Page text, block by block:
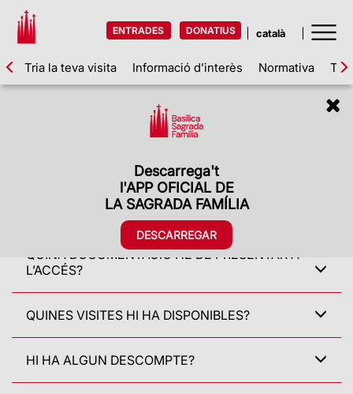
Descarrega't
l'APP OFICIAL DE
LA SAGRADA FAMÍLIA
DESCARREGAR
ENTRADES DONATIUS
Tria la teva visita Informació d’interès Normativa
PUC CANVIAR LES DADES PERSONALS DE LES
MEVES ENTRADES?
QUINA DOCUMENTACIÓ HE DE PRESENTAR A
L’ACCÉS?
QUINES VISITES HI HA DISPONIBLES?
HI HA ALGUN DESCOMPTE?